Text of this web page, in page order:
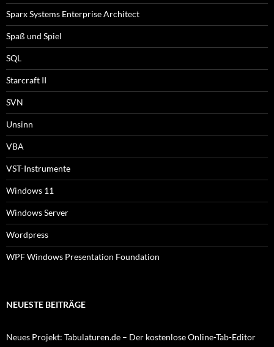
Sparx Systems Enterprise Architect
Spaß und Spiel
SQL
Starcraft II
SVN
Unsinn
VBA
VST-Instrumente
Windows 11
Windows Server
Wordpress
WPF Windows Presentation Foundation
NEUESTE BEITRÄGE
Neues Projekt: Tabulaturen.de – Der kostenlose Online-Tab-Editor